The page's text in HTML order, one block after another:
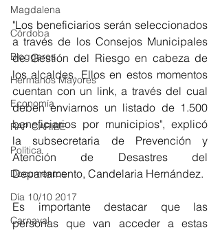
Magdalena
Córdoba
Bloggeros
Hermanos Mayores
Economía
RAP CARIBE
Política
Documentos
Día 10/10 2017
Carnaval
"Los beneficiarios serán seleccionados
a través de los Consejos Municipales
de Gestión del Riesgo en cabeza de
los alcaldes. Ellos en estos momentos
cuentan con un link, a través del cual
deben enviarnos un listado de 1.500
beneficiarios por municipios", explicó
la subsecretaria de Prevención y
Atención de Desastres del
Departamento, Candelaria Hernández.
Es importante destacar que las
personas que van acceder a estas